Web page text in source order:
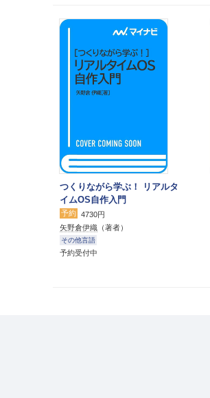
つくりながら学ぶ！ リアルタ
イムOS自作入門
予約 4730円
矢野倉伊織 （著者）
その他言語
予約受付中